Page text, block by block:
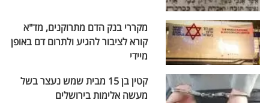
מקררי בנק הדם מתרוקנים, מד"א
קורא לציבור להגיע ולתרום דם באופן
מיידי
קטין בן 15 מבית שמש נעצר בשל
מעשה אלימות בירושלים